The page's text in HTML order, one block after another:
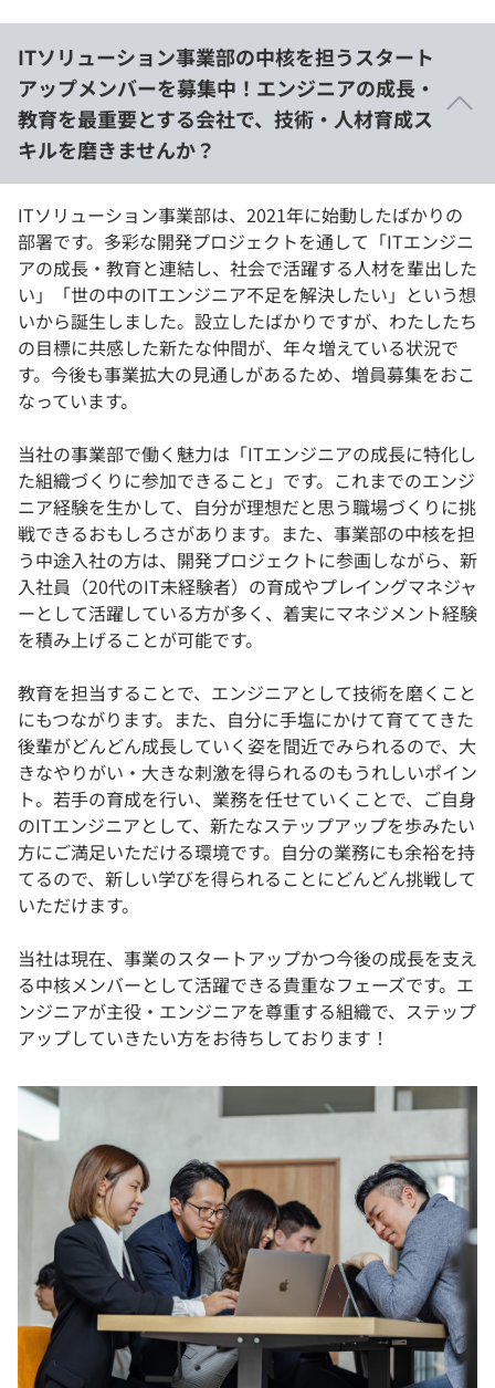
ITソリューション事業部の中核を担うスタート
アップメンバーを募集中！エンジニアの成長・
教育を最重要とする会社で、技術・人材育成ス
キルを磨きませんか？
ITソリューション事業部は、2021年に始動したばかりの
部署です。多彩な開発プロジェクトを通して「ITエンジニ
アの成長・教育と連結し、社会で活躍する人材を輩出した
い」「世の中のITエンジニア不足を解決したい」という想
いから誕生しました。設立したばかりですが、わたしたち
の目標に共感した新たな仲間が、年々増えている状況で
す。今後も事業拡大の見通しがあるため、増員募集をおこ
なっています。
当社の事業部で働く魅力は「ITエンジニアの成長に特化し
た組織づくりに参加できること」です。これまでのエンジ
ニア経験を生かして、自分が理想だと思う職場づくりに挑
戦できるおもしろさがあります。また、事業部の中核を担
う中途入社の方は、開発プロジェクトに参画しながら、新
入社員（20代のIT未経験者）の育成やプレイングマネジャ
ーとして活躍している方が多く、着実にマネジメント経験
を積み上げることが可能です。
教育を担当することで、エンジニアとして技術を磨くこと
にもつながります。また、自分に手塩にかけて育ててきた
後輩がどんどん成長していく姿を間近でみられるので、大
きなやりがい・大きな刺激を得られるのもうれしいポイン
ト。若手の育成を行い、業務を任せていくことで、ご自身
のITエンジニアとして、新たなステップアップを歩みたい
方にご満足いただける環境です。自分の業務にも余裕を持
てるので、新しい学びを得られることにどんどん挑戦して
いただけます。
当社は現在、事業のスタートアップかつ今後の成長を支え
る中核メンバーとして活躍できる貴重なフェーズです。エ
ンジニアが主役・エンジニアを尊重する組織で、ステップ
アップしていきたい方をお待ちしております！